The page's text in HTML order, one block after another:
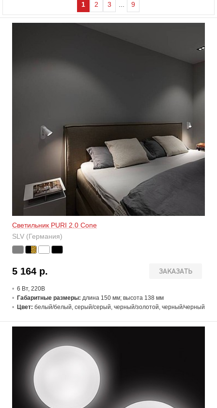
1 2 3 9
Светильник PURI 2.0 Cone
SLV (Германия)
ЗАКАЗАТЬ
5 164 р.
6 Вт, 220В
Габаритные размеры: длина 150 мм; высота 138 мм
Цвет: белый/белый, серый/серый, черный/золотой, черный/черный